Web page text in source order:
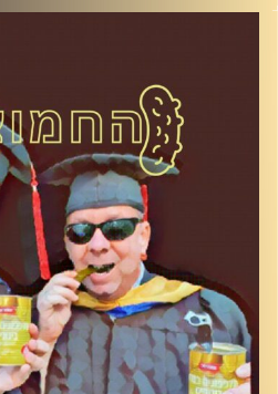
עם פרופסור בועז בן-דוד
הירשברגר
והפעם: שמאל איחוד
קרדיט תמונות:AudioVersity